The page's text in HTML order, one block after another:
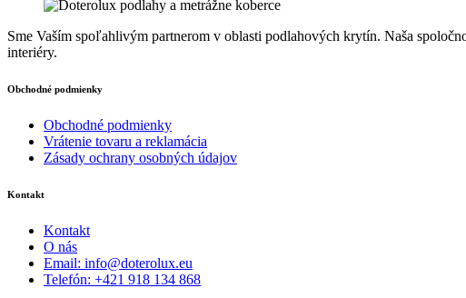
Sme Vaším spoľahlivým partnerom v oblasti podlahových krytín. Naša
interiéry.
Obchodné podmienky
Obchodné podmienky
Vrátenie tovaru a reklamácia
Zásady ochrany osobných údajov
Kontakt
Kontakt
O nás
Email: info@doterolux.eu
Telefón: +421 918 134 868